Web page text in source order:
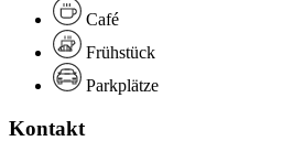
Café
Frühstück
Parkplätze
Kontakt